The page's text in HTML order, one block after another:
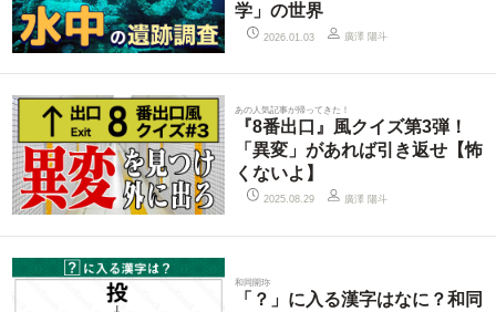
学」の世界
2026.01.03 廣澤 陽斗
あの人気記事が帰ってきた！
『8番出口』風クイズ第3弾！
「異変」があれば引き返せ【怖
くないよ】
2025.08.29 廣澤 陽斗
和同開珎
「？」に入る漢字はなに？和同